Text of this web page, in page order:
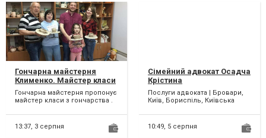
Гончарна майстерня
Клименко. Майстер класи
.Чотири гончарні кола .
Глина червона та біла
Гончарна майстерня пропонує
майстер класи з гончарства .
клас виконуємо н...
13:37, 3 серпня
Сімейний адвокат Осадча
Крістина
Послуги адвоката | Бровари,
Київ, Бориспіль, Київська
звати Осадча Крі...
10:49, 5 серпня